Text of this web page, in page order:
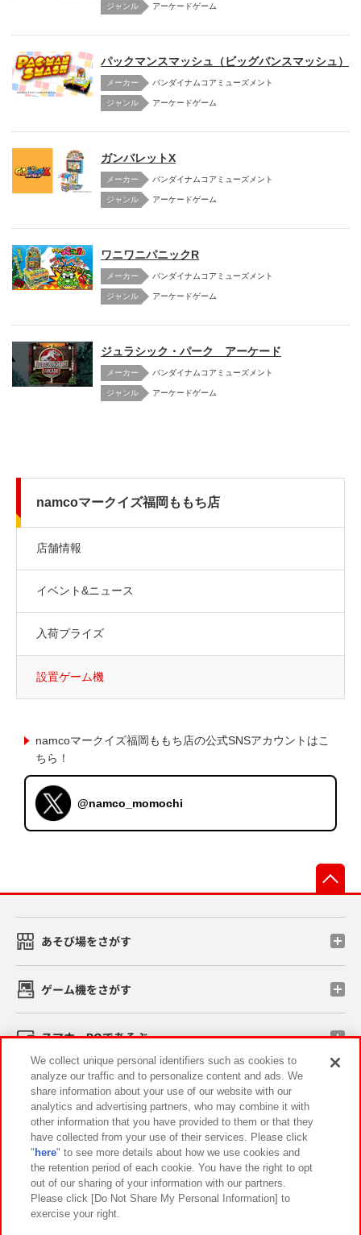
アーケードゲーム
パックマンスマッシュ（ビッグバンスマッシュ）
メーカー バンダイナムコアミューズメント
アーケードゲーム
ガンバレットX
メーカー バンダイナムコアミューズメント
アーケードゲーム
ワニワニパニックR
メーカー バンダイナムコアミューズメント
アーケードゲーム
ジュラシック・パーク アーケード
メーカー バンダイナムコアミューズメント
アーケードゲーム
namcoマークイズ福岡ももち店
店舗情報
イベント&ニュース
入荷プライズ
設置ゲーム機
namcoマークイズ福岡ももち店の公式SNSアカウントはこ
ちら！
@namco_momochi
あそび場をさがす
ゲーム機をさがす
スマホ・PCであそぶ
イベント・キャンペーン
関連会社 サステナビリティ サイトポリシー
プライバシーポリシー ウェブアクセシビリティ方針と検証結果
お取引先さまとともに
We collect unique personal identifiers such as cookies to
analyze our traffic and to personalize content and ads. We
share information about your use of our website with our
analytics and advertising partners, who may combine it with
other information that you have provided to them or that they
have collected from your use of their services. Please click
" here" to see more details about how we use cookies and
the retention period of each cookie. You have the right to opt
out of our sharing of your information with our partners.
Please click [Do Not Share My Personal Information] to
exercise your right.